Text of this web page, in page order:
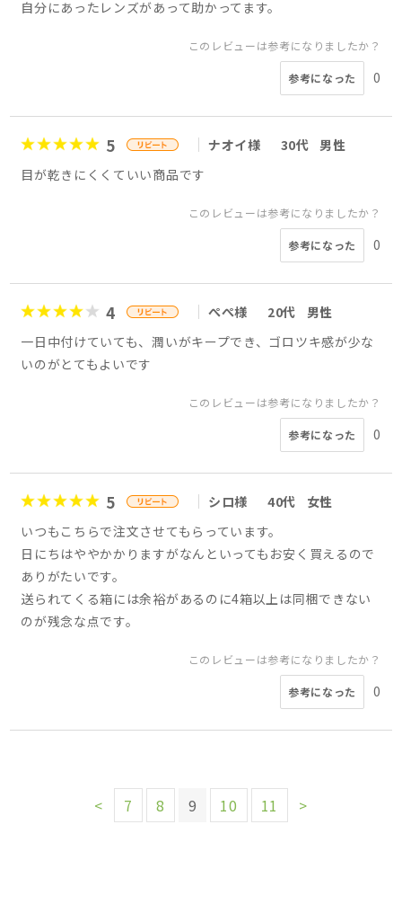
自分にあったレンズがあって助かってます。
このレビューは参考になりましたか？
参考になった 0
5 ナオイ様 30代
男性
目が乾きにくくていい商品です
このレビューは参考になりましたか？
参考になった 0
4 ぺぺ様 20代
男性
一日中付けていても、潤いがキープでき、ゴロツキ感が少な
いのがとてもよいです
このレビューは参考になりましたか？
参考になった 0
5 シロ様 40代
女性
いつもこちらで注文させてもらっています。
日にちはややかかりますがなんといってもお安く買えるので
ありがたいです。
送られてくる箱には余裕があるのに4箱以上は同梱できない
のが残念な点です。
このレビューは参考になりましたか？
参考になった 0
< 7 8 9 10 11 >